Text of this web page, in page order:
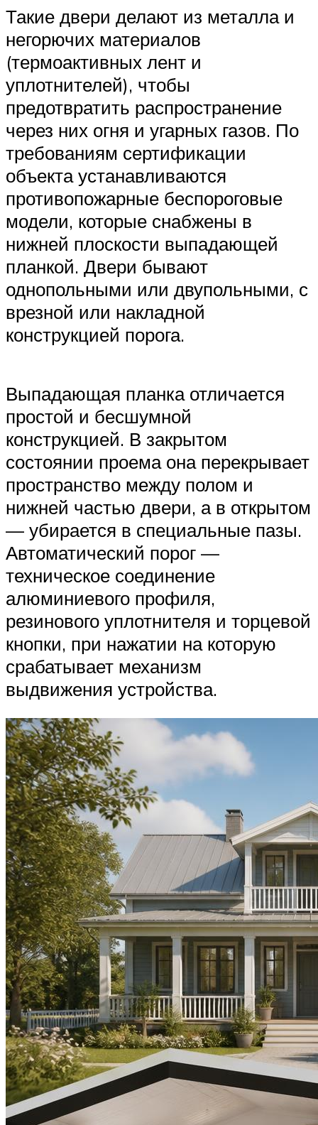
Такие двери делают из металла и
негорючих материалов
(термоактивных лент и
уплотнителей), чтобы
предотвратить распространение
через них огня и угарных газов. По
требованиям сертификации
объекта устанавливаются
противопожарные беспороговые
модели, которые снабжены в
нижней плоскости выпадающей
планкой. Двери бывают
однопольными или двупольными, с
врезной или накладной
конструкцией порога.
Выпадающая планка отличается
простой и бесшумной
конструкцией. В закрытом
состоянии проема она перекрывает
пространство между полом и
нижней частью двери, а в открытом
— убирается в специальные пазы.
Автоматический порог —
техническое соединение
алюминиевого профиля,
резинового уплотнителя и торцевой
кнопки, при нажатии на которую
срабатывает механизм
выдвижения устройства.